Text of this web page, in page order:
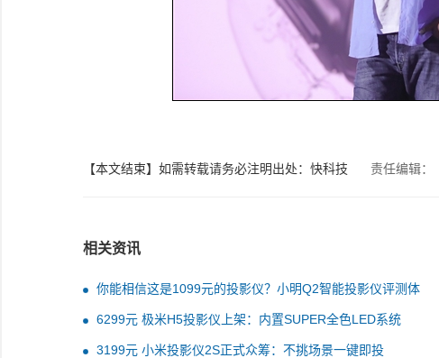
【本文结束】如需转载请务必注明出处：快科技 责任编辑：
相关资讯
你能相信这是1099元的投影仪？小明Q2智能投影仪评测体
6299元 极米H5投影仪上架：内置SUPER全色LED系统
3199元 小米投影仪2S正式众筹：不挑场景一键即投